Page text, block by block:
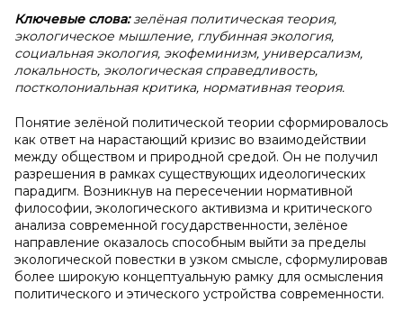
Ключевые слова:зелёная политическая теория,
экологическое мышление, глубинная экология,
социальная экология, экофеминизм, универсализм,
локальность, экологическая справедливость,
постколониальная критика, нормативная теория.
Понятие зелёной политической теории сформировалось
как ответ на нарастающий кризис во взаимодействии
между обществом и природной средой. Он не получил
разрешения в рамках существующих идеологических
парадигм. Возникнув на пересечении нормативной
философии, экологического активизма и критического
анализа современной государственности, зелёное
направление оказалось способным выйти за пределы
экологической повестки в узком смысле, сформулировав
более широкую концептуальную рамку для осмысления
политического и этического устройства современности.